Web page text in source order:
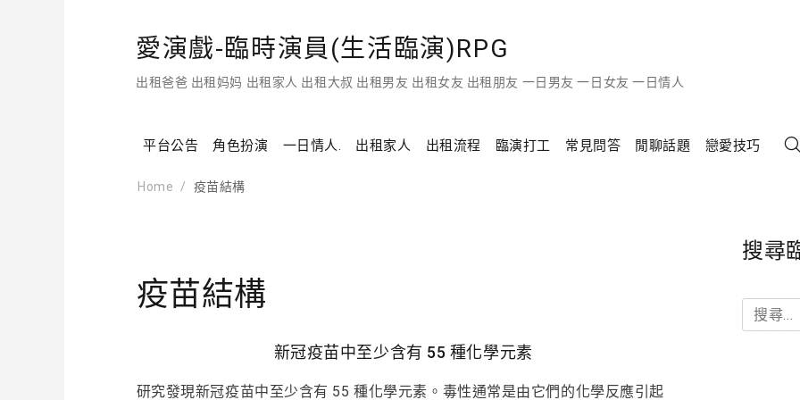
愛演戲-臨時演員(生活臨演)RPG
出租爸爸 出租妈妈 出租家人 出租大叔 出租男友 出租女友 出租朋友 一日男友 一日女友 一日情人
平台公告 角色扮演 一日情人. 出租家人 出租流程 臨演打工 常見問答 閒聊話題 戀愛技巧
Home 疫苗結構
疫苗結構
新冠疫苗中至少含有 55 種化學元素
研究發現新冠疫苗中至少含有 55 種化學元素。毒性通常是由它們的化學反應引起
搜尋
搜
尋